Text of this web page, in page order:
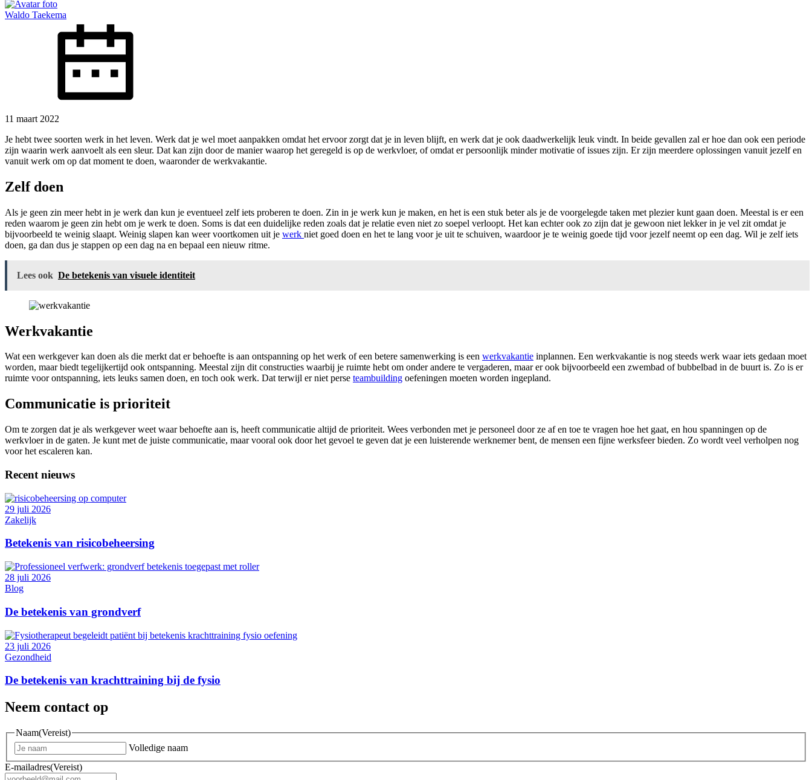
Waldo Taekema
11 maart 2022
Je hebt twee soorten werk in het leven. Werk dat je wel moet aanpakken omdat het ervoor zorgt dat je in leven blijft, en werk dat je ook daadwerkelijk leuk vindt. In beide gevallen zal er hoe dan ook een periode
zijn waarin werk aanvoelt als een sleur. Dat kan zijn door de manier waarop het geregeld is op de werkvloer, of omdat er persoonlijk minder motivatie of issues zijn. Er zijn meerdere oplossingen vanuit jezelf en
vanuit werk om op dat moment te doen, waaronder de werkvakantie.
Zelf doen
Als je geen zin meer hebt in je werk dan kun je eventueel zelf iets proberen te doen. Zin in je werk kun je maken, en het is een stuk beter als je de voorgelegde taken met plezier kunt gaan doen. Meestal is er een
reden waarom je geen zin hebt om je werk te doen. Soms is dat een duidelijke reden zoals dat je relatie even niet zo soepel verloopt. Het kan echter ook zo zijn dat je gewoon niet lekker in je vel zit omdat je
bijvoorbeeld te weinig slaapt. Weinig slapen kan weer voortkomen uit je werk niet goed doen en het te lang voor je uit te schuiven, waardoor je te weinig goede tijd voor jezelf neemt op een dag. Wil je zelf iets
doen, ga dan dus je stappen op een dag na en bepaal een nieuw ritme.
Lees ook De betekenis van visuele identiteit
Werkvakantie
Wat een werkgever kan doen als die merkt dat er behoefte is aan ontspanning op het werk of een betere samenwerking is een werkvakantie inplannen. Een werkvakantie is nog steeds werk waar iets gedaan moet
worden, maar biedt tegelijkertijd ook ontspanning. Meestal zijn dit constructies waarbij je ruimte hebt om onder andere te vergaderen, maar er ook bijvoorbeeld een zwembad of bubbelbad in de buurt is. Zo is er
ruimte voor ontspanning, iets leuks samen doen, en toch ook werk. Dat terwijl er niet perse teambuilding oefeningen moeten worden ingepland.
Communicatie is prioriteit
Om te zorgen dat je als werkgever weet waar behoefte aan is, heeft communicatie altijd de prioriteit. Wees verbonden met je personeel door ze af en toe te vragen hoe het gaat, en hou spanningen op de
werkvloer in de gaten. Je kunt met de juiste communicatie, maar vooral ook door het gevoel te geven dat je een luisterende werknemer bent, de mensen een fijne werksfeer bieden. Zo wordt veel verholpen nog
voor het escaleren kan.
Recent nieuws
29 juli 2026
Zakelijk
Betekenis van risicobeheersing
28 juli 2026
Blog
De betekenis van grondverf
23 juli 2026
Gezondheid
De betekenis van krachttraining bij de fysio
Neem contact op
Naam(Vereist)
Volledige naam
E-mailadres(Vereist)